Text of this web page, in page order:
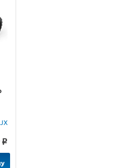
o